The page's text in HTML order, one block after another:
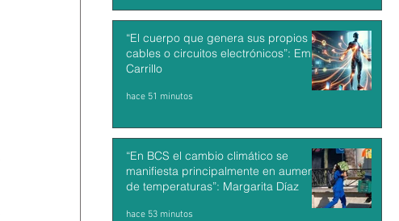
“El cuerpo que genera sus propios
cables o circuitos electrónicos”: Emilio
Carrillo
hace 51 minutos
“En BCS el cambio climático se
manifiesta principalmente en aumento
de temperaturas”: Margarita Díaz
hace 53 minutos